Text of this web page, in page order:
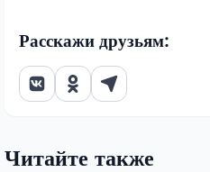
Расскажи друзьям:
Читайте также